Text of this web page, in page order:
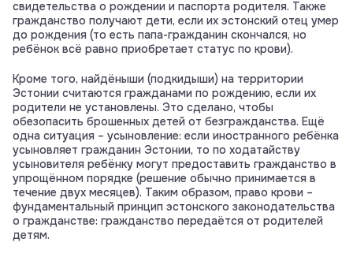
свидетельства о рождении и паспорта родителя. Также
гражданство получают дети, если их эстонский отец умер
до рождения (то есть папа-гражданин скончался, но
ребёнок всё равно приобретает статус по крови).
Кроме того, найдёныши (подкидыши) на территории
Эстонии считаются гражданами по рождению, если их
родители не установлены. Это сделано, чтобы
обезопасить брошенных детей от безгражданства. Ещё
одна ситуация – усыновление: если иностранного ребёнка
усыновляет гражданин Эстонии, то по ходатайству
усыновителя ребёнку могут предоставить гражданство в
упрощённом порядке (решение обычно принимается в
течение двух месяцев). Таким образом, право крови –
фундаментальный принцип эстонского законодательства
о гражданстве: гражданство передаётся от родителей
детям.